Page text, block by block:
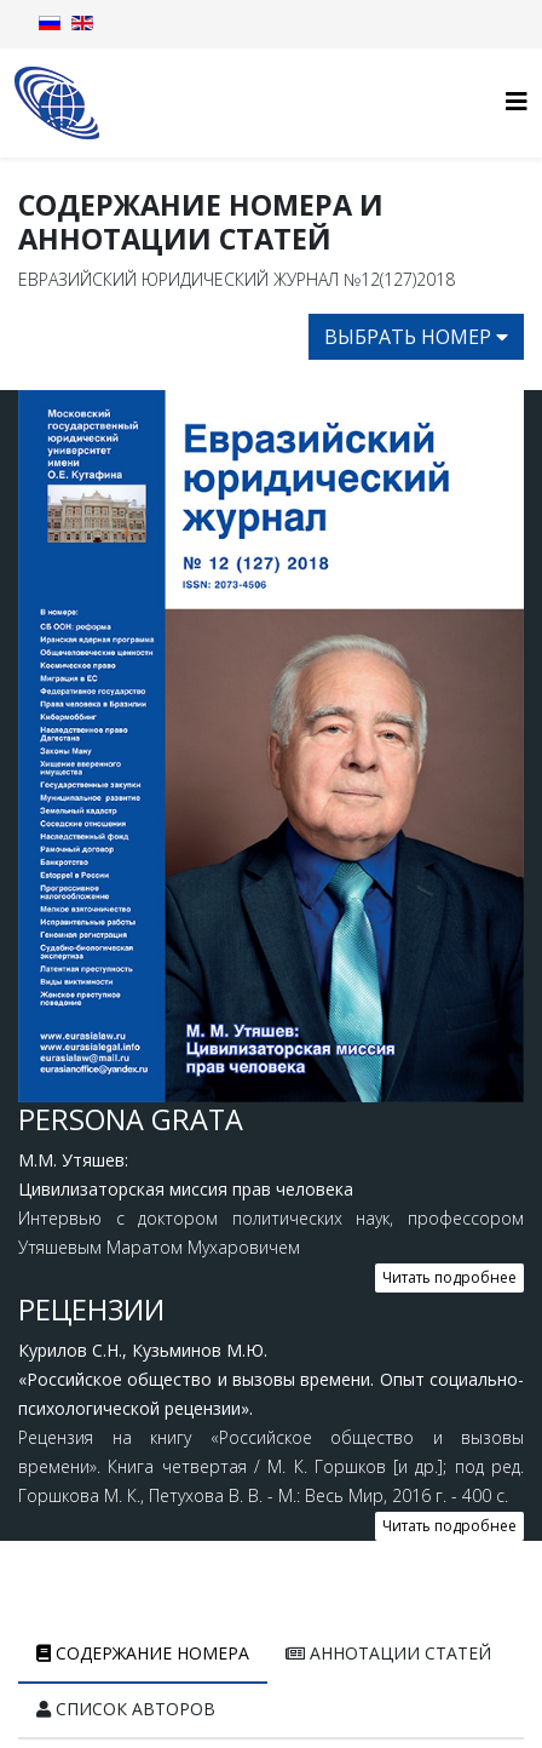
СОДЕРЖАНИЕ НОМЕРА И
АННОТАЦИИ СТАТЕЙ
ЕВРАЗИЙСКИЙ ЮРИДИЧЕСКИЙ ЖУРНАЛ №12(127)2018
ВЫБРАТЬ НОМЕР
PERSONA GRATA
М.М. Утяшев:
Цивилизаторская миссия прав человека
Интервью с доктором политических наук, профессором
Утяшевым Маратом Мухаровичем
Читать подробнее
РЕЦЕНЗИИ
Курилов С.Н., Кузьминов М.Ю.
«Российское общество и вызовы времени. Опыт социально-
психологической рецензии».
Рецензия на книгу «Российское общество и вызовы
времени». Книга четвертая / М. К. Горшков [и др.]; под ред.
Горшкова М. К., Петухова В. В. - М.: Весь Мир, 2016 г. - 400 с.
Читать подробнее
СОДЕРЖАНИЕ НОМЕРА АННОТАЦИИ СТАТЕЙ
СПИСОК АВТОРОВ